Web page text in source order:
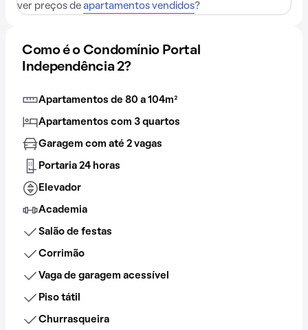
ver preços de apartamentos vendidos?
Como é o Condomínio Portal
Independência 2?
Apartamentos de 80 a 104m²
Apartamentos com 3 quartos
Garagem com até 2 vagas
Portaria 24 horas
Elevador
Academia
Salão de festas
Corrimão
Vaga de garagem acessível
Piso tátil
Churrasqueira